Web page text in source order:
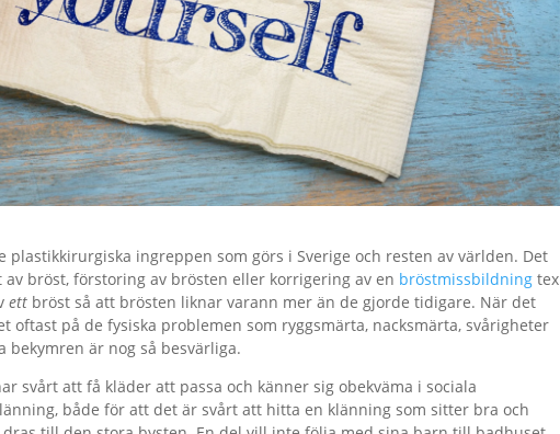
plastikkirurgiska ingreppen som görs i Sverige och resten av världen. Det
bröst, förstoring av brösten eller korrigering av en bröstmissbildning tex
ett bröst så att brösten liknar varann mer än de gjorde tidigare. När det
oftast på de fysiska problemen som ryggsmärta, nacksmärta, svårigheter
bekymren är nog så besvärliga.
svårt att få kläder att passa och känner sig obekväma i sociala
både för att det är svårt att hitta en klänning som sitter bra och